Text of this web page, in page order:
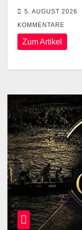
5. AUGUST 2026
KOMMENTARE
Zum Artikel